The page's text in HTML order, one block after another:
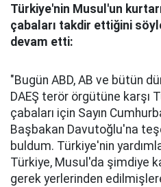
Türkiye'nin Musul'un
çabaları takdir ettiğini
devam etti:
"Bugün ABD, AB ve bütün
DAEŞ terör örgütüne karşı
çabaları için Sayın
Başbakan Davutoğlu'na
buldum. Türkiye'nin
Türkiye, Musul'da şimdiye
gerek yerlerinden